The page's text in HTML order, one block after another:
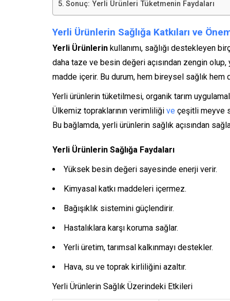
Sonuç: Yerli Ürünleri Tüketmenin Faydaları
Yerli Ürünlerin Sağlığa Katkıları ve
Yerli Ürünlerin kullanımı, sağlığı destekleyen
daha taze ve besin değeri açısından zengin
madde içerir. Bu durum, hem bireysel sağlık hem
Yerli ürünlerin tüketilmesi, organik tarım
Ülkemiz topraklarının verimliliği ve çeşitli meyve
Bu bağlamda, yerli ürünlerin sağlık açısından
Yerli Ürünlerin Sağlığa Faydaları
Yüksek besin değeri sayesinde enerji verir.
Kimyasal katkı maddeleri içermez.
Bağışıklık sistemini güçlendirir.
Hastalıklara karşı koruma sağlar.
Yerli üretim, tarımsal kalkınmayı destekler.
Hava, su ve toprak kirliliğini azaltır.
Yerli Ürünlerin Sağlık Üzerindeki Etkileri